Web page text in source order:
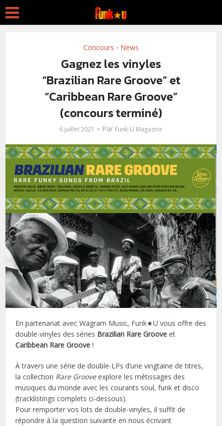
Concours • News
Gagnez les vinyles
“Brazilian Rare Groove” et
“Caribbean Rare Groove”
(concours terminé)
6 juillet 2021 Par Funk-U Magazine
En partenariat avec Wagram Music, Funk★U vous offre des
double-vinyles des séries Brazilian Rare Groove et
Caribbean Rare Groove !
À travers une série de double-LPs d’une vingtaine de titres,
la collection Rare Grooveexplore les métissages des
musiques du monde avec les courants soul, funk et disco
(tracklistings complets ci-dessous).
Pour remporter vos lots de double-vinyles, il suffit de
répondre à la question suivante en nous écrivant